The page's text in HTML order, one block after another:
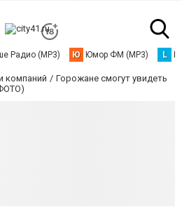
Радио (MP3) Ю Юмор ФМ (MP3) L
компаний
Горожане смогут увидеть